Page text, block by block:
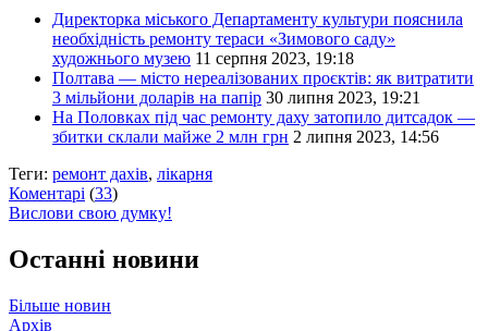
Директорка міського Департаменту культури пояснила
необхідність ремонту тераси «Зимового саду»
художнього музею 11 серпня 2023, 19:18
Полтава — місто нереалізованих проєктів: як витратити
3 мільйони доларів на папір 30 липня 2023, 19:21
На Половках під час ремонту даху затопило дитсадок —
збитки склали майже 2 млн грн 2 липня 2023, 14:56
Теги: ремонт дахів, лікарня
Коментарі (33)
Вислови свою думку!
Останні новини
Більше новин
Архів